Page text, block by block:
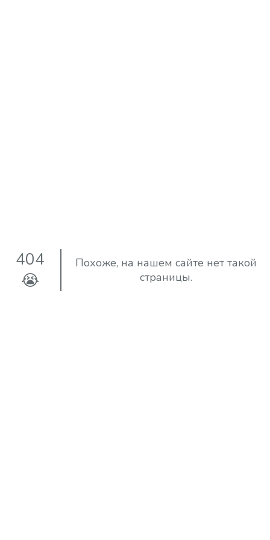
404
😭
Похоже, на нашем сайте нет такой
страницы.